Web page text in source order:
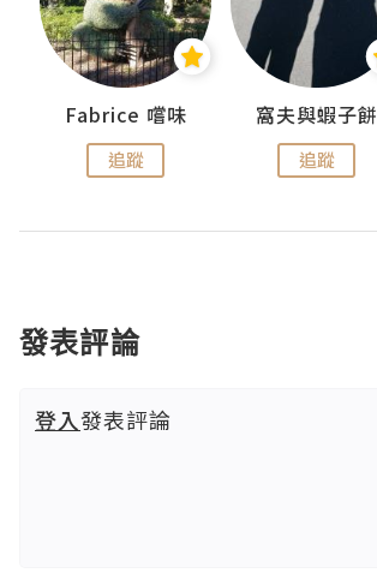
Fabrice 嚐味
追蹤
窩夫與蝦子餅
追蹤
發表評論
登入發表評論